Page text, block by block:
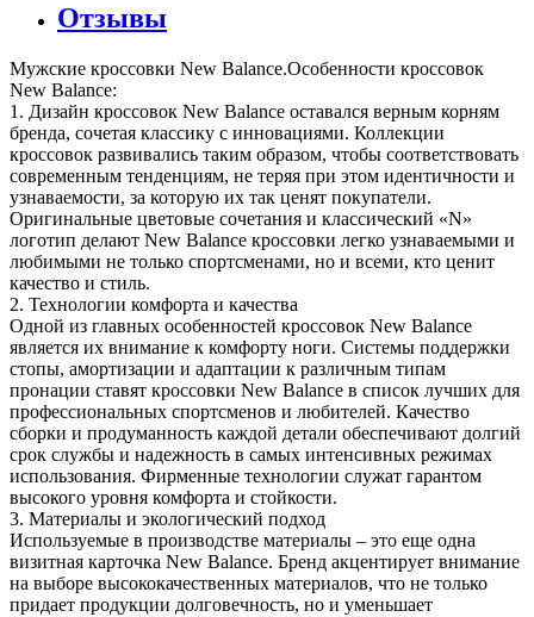
Отзывы
Мужские кроссовки New Balance.Особенности кроссовок
New Balance:
1. Дизайн кроссовок New Balance оставался верным корням
бренда, сочетая классику с инновациями. Коллекции
кроссовок развивались таким образом, чтобы соответствовать
современным тенденциям, не теряя при этом идентичности и
узнаваемости, за которую их так ценят покупатели.
Оригинальные цветовые сочетания и классический «N»
логотип делают New Balance кроссовки легко узнаваемыми и
любимыми не только спортсменами, но и всеми, кто ценит
качество и стиль.
2. Технологии комфорта и качества
Одной из главных особенностей кроссовок New Balance
является их внимание к комфорту ноги. Системы поддержки
стопы, амортизации и адаптации к различным типам
пронации ставят кроссовки New Balance в список лучших для
профессиональных спортсменов и любителей. Качество
сборки и продуманность каждой детали обеспечивают долгий
срок службы и надежность в самых интенсивных режимах
использования. Фирменные технологии служат гарантом
высокого уровня комфорта и стойкости.
3. Материалы и экологический подход
Используемые в производстве материалы – это еще одна
визитная карточка New Balance. Бренд акцентирует внимание
на выборе высококачественных материалов, что не только
придает продукции долговечность, но и уменьшает